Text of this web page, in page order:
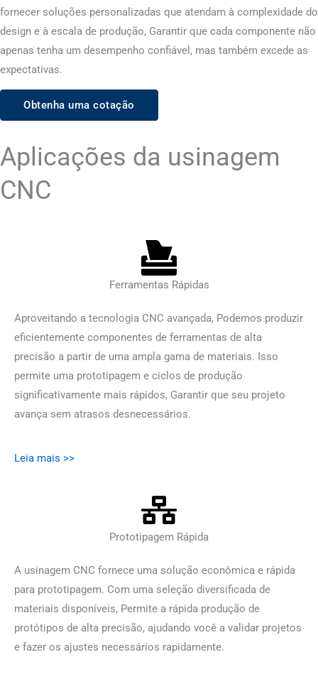
fornecer soluções personalizadas que atendam à complexidade do
design e à escala de produção, Garantir que cada componente não
apenas tenha um desempenho confiável, mas também excede as
expectativas.
Obtenha uma cotação
Aplicações da usinagem
CNC
Ferramentas Rápidas
Aproveitando a tecnologia CNC avançada, Podemos produzir
eficientemente componentes de ferramentas de alta
precisão a partir de uma ampla gama de materiais. Isso
permite uma prototipagem e ciclos de produção
significativamente mais rápidos, Garantir que seu projeto
avança sem atrasos desnecessários.
Leia mais >>
Prototipagem Rápida
A usinagem CNC fornece uma solução econômica e rápida
para prototipagem. Com uma seleção diversificada de
materiais disponíveis, Permite a rápida produção de
protótipos de alta precisão, ajudando você a validar projetos
e fazer os ajustes necessários rapidamente.